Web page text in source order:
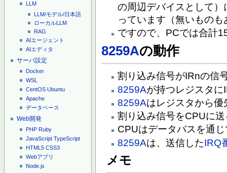
LLM
LLM/モデル/日本語
ローカルLLM
RAG
AIエージェント
AIエディタ
サーバ設定
Docker
WSL
CentOS Ubuntu
Apache
データベース
Web開発
PHP Ruby
JavaScript TypeScript
HTML5 CSS3
Webアプリ
Node.js
の周辺デバイスとして
っています（無いものも
ですので、PCでは合計
8259Aの動作
割り込み信号がIRnの信
8259Aが持つレジスタ
8259Aはレジスタから
割り込み信号をCPUに送
CPUはデータバスを通じ
8259Aは、送信したIRQ
メモ